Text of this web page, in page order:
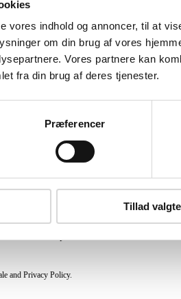
vores indhold og annoncer, til at
om din brug af vores
Vores partnere kan
fra din brug af deres tjenester.
Præferencer
Tillad valgte
Similar lots
PURCHASE
Privacy Policy
and Privacy Policy.